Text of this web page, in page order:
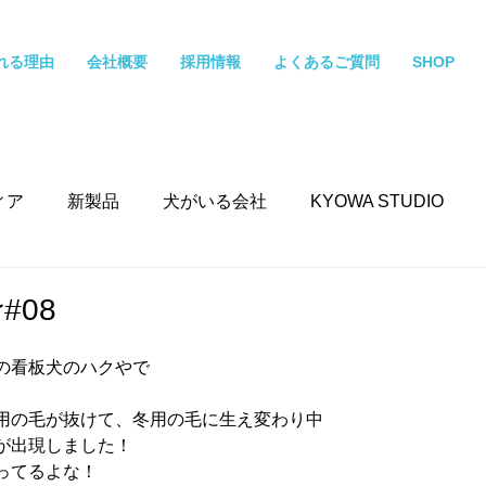
る理由 会社概要 採用情報 よくあるご質問 SHOP
ア 新製品 犬がいる会社 KYOWA STUDIO
看板犬のハクやで
の毛が抜けて、冬用の毛に生え変わり中
出現しました！
てるよな！